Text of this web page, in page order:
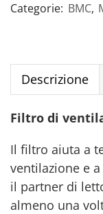
Categorie: BMC,
Descrizione
Filtro di
Il filtro aiuta a
ventilazione e
il partner di
almeno una